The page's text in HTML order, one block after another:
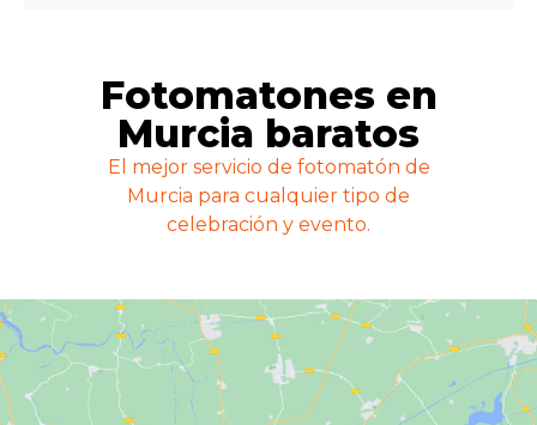
Fotomatones en
Murcia baratos
El mejor servicio de fotomatón de
Murcia para cualquier tipo de
celebración y evento.